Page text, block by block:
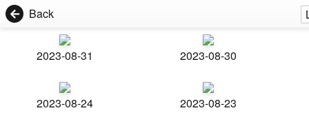
Back
2023-08-31 2023-08-30
2023-08-24 2023-08-23